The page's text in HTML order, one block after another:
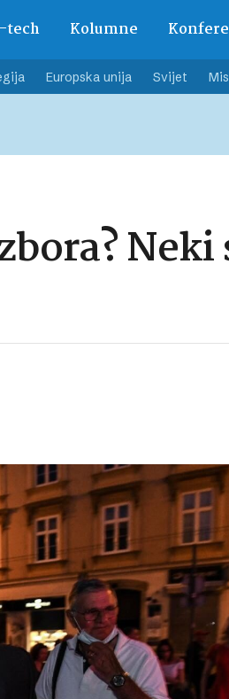
tech Kolumne
Europska unija Svijet